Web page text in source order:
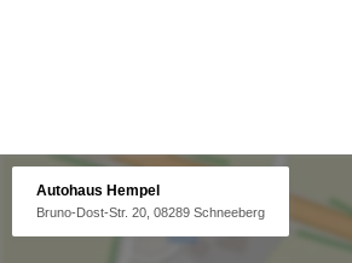
Autohaus Hempel
Bruno-Dost-Str. 20, 08289 Schneeberg